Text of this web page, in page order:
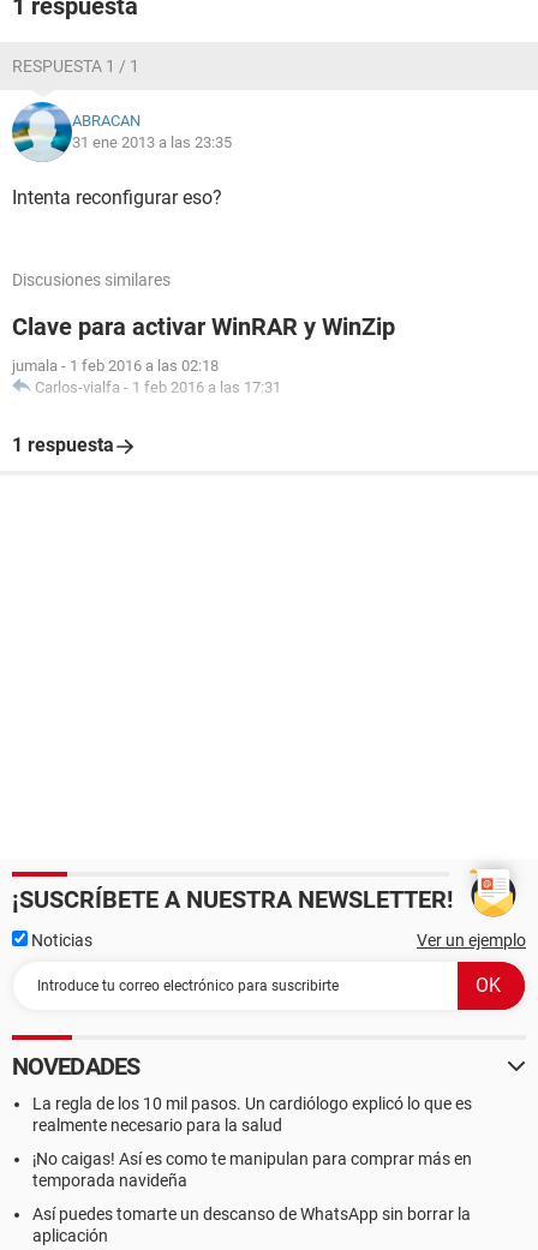
1 respuesta
RESPUESTA 1 / 1
ABRACAN
31 ene 2013 a las 23:35
Intenta reconfigurar eso?
Discusiones similares
Clave para activar WinRAR y WinZip
jumala - 1 feb 2016 a las 02:18
Carlos-vialfa - 1 feb 2016 a las 17:31
1 respuesta
¡SUSCRÍBETE A NUESTRA NEWSLETTER!
Noticias Ver un ejemplo
NOVEDADES
La regla de los 10 mil pasos. Un cardiólogo explicó lo que es
realmente necesario para la salud
¡No caigas! Así es como te manipulan para comprar más en
temporada navideña
Así puedes tomarte un descanso de WhatsApp sin borrar la
aplicación